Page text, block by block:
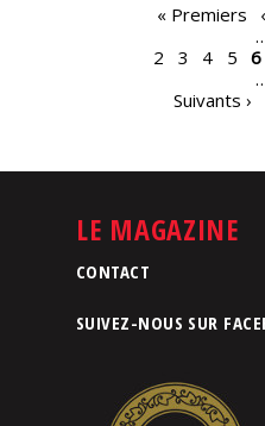
« Premiers
2
3 4 5 6
Suivants ›
LE MAGAZINE
CONTACT
SUIVEZ-NOUS SUR